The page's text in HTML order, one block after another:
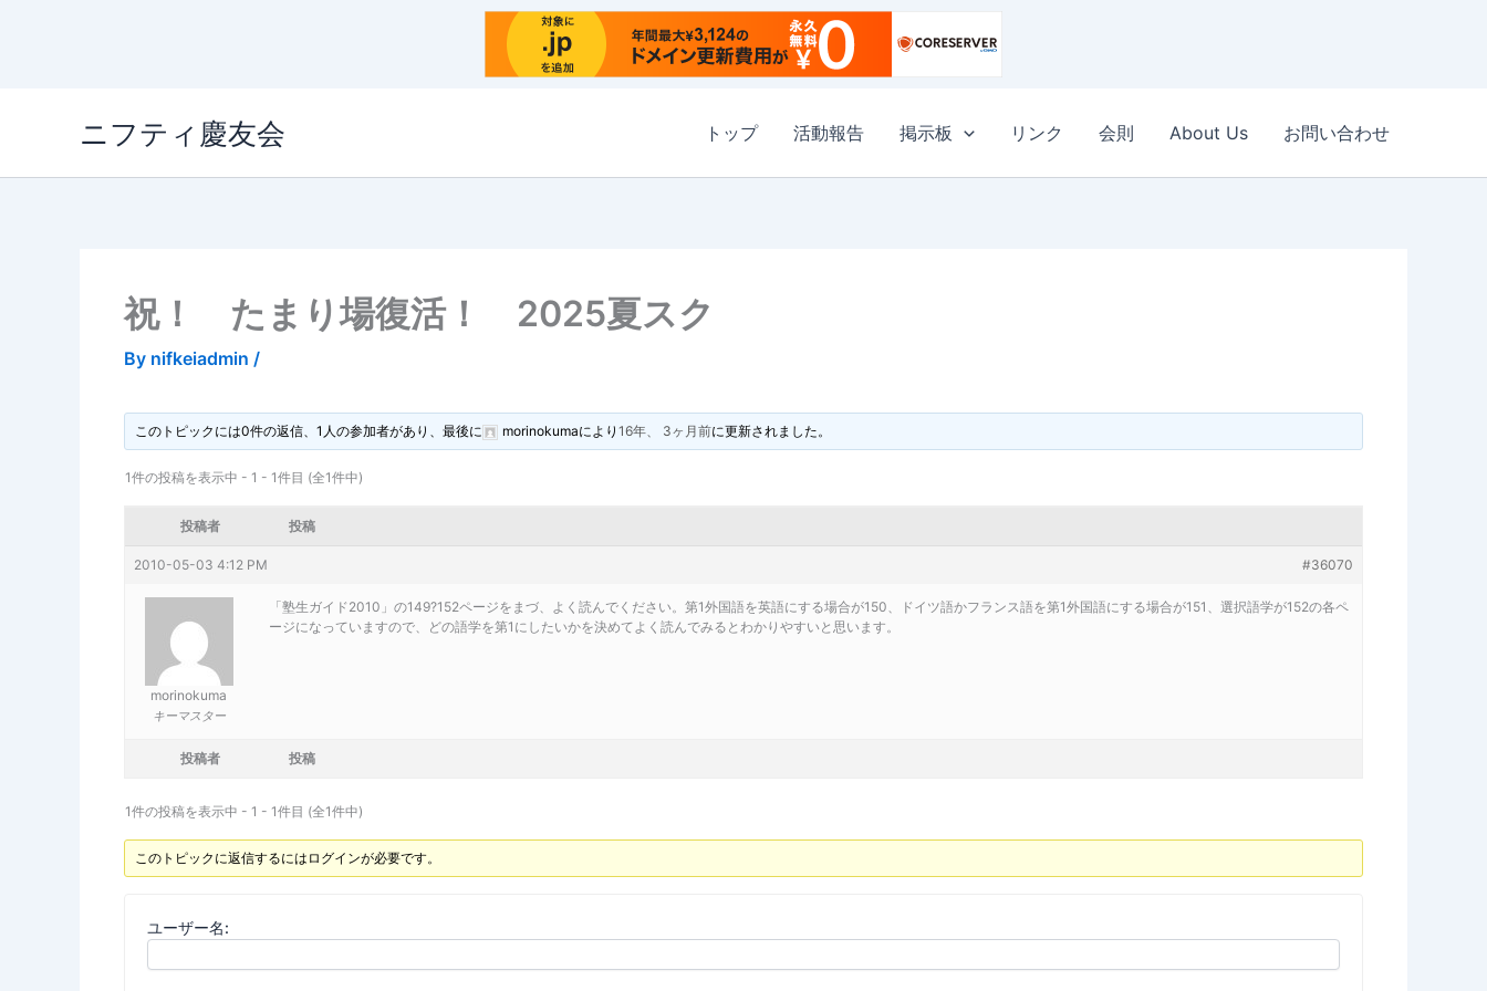
ニフティ慶友会 トップ 活動報告 掲示板 リンク 会則 About Us お問い合わせ
祝！ たまり場復活！ 2025夏スク
By nifkeiadmin /
このトピックには0件の返信、1人の参加者があり、最後に morinokumaにより16年、 3ヶ月前に更新されました。
1件の投稿を表示中 - 1 - 1件目 (全1件中)
投稿者 投稿
2010-05-03 4:12 PM #36070
morinokuma
キーマスター
「塾生ガイド2010」の149?152ページをまづ、よく読んでください。第1外国語を英語にする場合が150、ドイツ語かフランス語を第1外国語にする場合が151、選択語学が152の各ペ
ージになっていますので、どの語学を第1にしたいかを決めてよく読んでみるとわかりやすいと思います。
投稿者 投稿
1件の投稿を表示中 - 1 - 1件目 (全1件中)
このトピックに返信するにはログインが必要です。
ユーザー名: